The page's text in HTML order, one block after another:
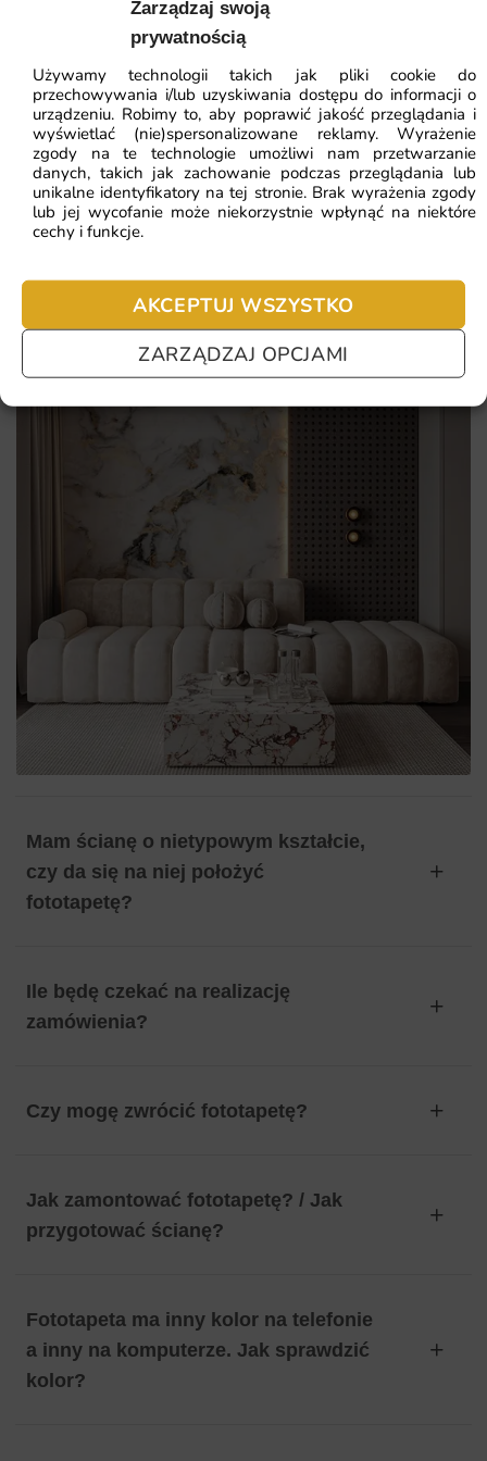
Zarządzaj swoją
prywatnością
Używamy technologii takich jak pliki cookie do
przechowywania i/lub uzyskiwania dostępu do informacji o
urządzeniu. Robimy to, aby poprawić jakość przeglądania i
wyświetlać (nie)spersonalizowane reklamy. Wyrażenie
zgody na te technologie umożliwi nam przetwarzanie
danych, takich jak zachowanie podczas przeglądania lub
unikalne identyfikatory na tej stronie. Brak wyrażenia zgody
lub jej wycofanie może niekorzystnie wpłynąć na niektóre
cechy i funkcje.
AKCEPTUJ WSZYSTKO
ZARZĄDZAJ OPCJAMI
nastrojowy motyw leśnych ptaków
bezpieczne tusze potwierdzone certyfikatami
delikatne tło w przytulnych barwach
matowe wykończenie bez nieprzyjemnych refleksów
ZOBACZ WSZYSTKIE
Najczęściej zadawane pytania
Pomagamy i doradzamy przy każdym zakupie. Ale jeżeli
nie chcesz czekać – sprawdź najczęściej zadawane pytania.
Mam ścianę o nietypowym kształcie,
czy da się na niej położyć
fototapetę?
Ile będę czekać na realizację
zamówienia?
Czy mogę zwrócić fototapetę?
Jak zamontować fototapetę? / Jak
przygotować ścianę?
Fototapeta ma inny kolor na telefonie
a inny na komputerze. Jak sprawdzić
kolor?